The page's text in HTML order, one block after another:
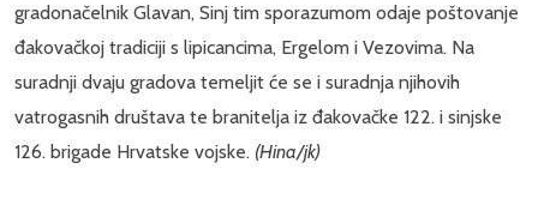
gradonačelnik Glavan, Sinj tim sporazumom odaje poštovanje
đakovačkoj tradiciji s lipicancima, Ergelom i Vezovima. Na
suradnji dvaju gradova temeljit će se i suradnja njihovih
vatrogasnih društava te branitelja iz đakovačke 122. i sinjske
126. brigade Hrvatske vojske. (Hina/jk)